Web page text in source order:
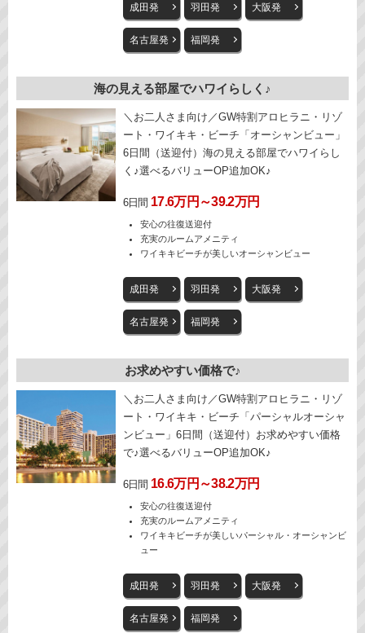
成田発 羽田発 大阪発
名古屋発 福岡発
海の見える部屋でハワイらしく♪
＼お二人さま向け／GW特割アロヒラニ・リゾ
ート・ワイキキ・ビーチ「オーシャンビュー」
6日間（送迎付）海の見える部屋でハワイらし
く♪選べるバリューOP追加OK♪
6日間 17.6万円～39.2万円
安心の往復送迎付
充実のルームアメニティ
ワイキキビーチが美しいオーシャンビュー
成田発 羽田発 大阪発
名古屋発 福岡発
お求めやすい価格で♪
＼お二人さま向け／GW特割アロヒラニ・リゾ
ート・ワイキキ・ビーチ「パーシャルオーシャ
ンビュー」6日間（送迎付）お求めやすい価格
で♪選べるバリューOP追加OK♪
6日間 16.6万円～38.2万円
安心の往復送迎付
充実のルームアメニティ
ワイキキビーチが美しいパーシャル・オーシャンビ
ュー
成田発 羽田発 大阪発
名古屋発 福岡発